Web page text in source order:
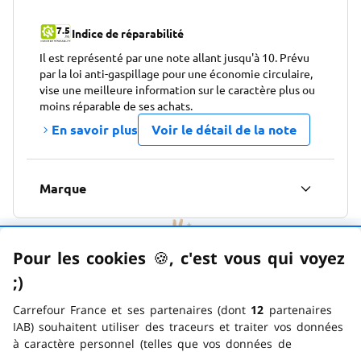
7.5Indice de réparabilité
Il est représenté par une note allant jusqu'à 10. Prévu
par la loi anti-gaspillage pour une économie circulaire,
vise une meilleure information sur le caractère plus ou
moins réparable de ses achats.
En savoir plus Voir le détail de la note
Marque
toujours changer d’avis pendant 14 jours !
Pour les cookies 🍪–, c'est vous qui voyez
;)
Carrefour France et ses partenaires (dont 12 partenaires
IAB) souhaitent utiliser des traceurs et traiter vos données
à caractère personnel (telles que vos données de